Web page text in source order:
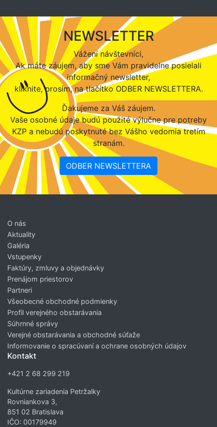
NEWSLETTER
Vážení návštevníci,
Ak máte záujem, aby sme Vám pravidelne posielali
informačný newsletter,
kliknite, prosím, na tlačítko ODBER NEWSLETTERA.
Ďakujeme za Váš záujem.
Vaše osobné údaje budú použité výlučne pre potreby
KZP a nebudú poskytnuté bez Vášho vedomia tretím
stranám.
ODBER NEWSLETTERA
O nás
Aktuality
Galéria
Vstupenky
Faktúry, zmluvy a objednávky
Prenájom priestorov
Partneri
Všeobecné obchodné podmienky
Profil verejného obstarávania
Súhrnné správy
Verejné obstarávania a obchodné súťaže
Informovanie o spracúvaní a ochrane osobných údajov
Kontakt
+421 2 68 299 219
Kultúrne zariadenia Petržalky
Rovniankova 3,
851 02 Bratislava
IČO: 00179949